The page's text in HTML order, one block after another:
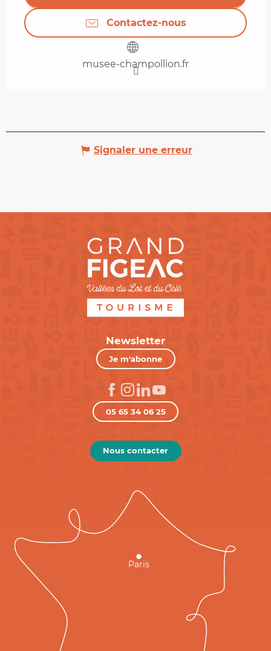
Contactez-nous
musee-champollion.fr
Signaler une erreur
Newsletter
Je m'abonne
05 65 34 06 25
Nous contacter
Paris